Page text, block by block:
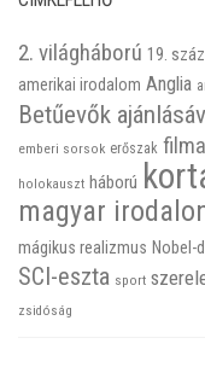
2. világháború 19.
amerikai irodalom Anglia
Betűevők
emberi sorsok erőszak
holokauszt háború
magyar
mágikus realizmus Nobel-
SCI-eszta sport
zsidóság